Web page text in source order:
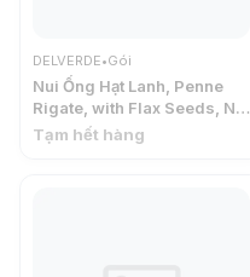
DELVERDE•Gói
Nui Ống Hạt Lanh, Penne
Rigate, with Flax Seeds, No.
532 (450g) - DELVERDE
Tạm hết hàng